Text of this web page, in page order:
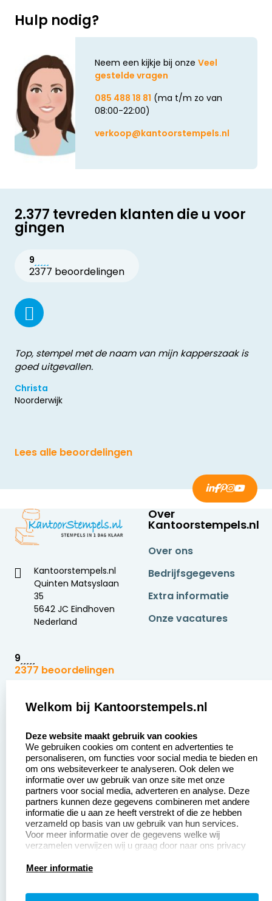
Hulp nodig?
Neem een kijkje bij onze Veel
gestelde vragen
085 488 18 81 (ma t/m zo van
08:00-22:00)
verkoop@kantoorstempels.nl
2.377 tevreden klanten die u voor
gingen
9
2377 beoordelingen
Top, stempel met de naam van mijn kapperszaak is
goed uitgevallen.
Christa
Noorderwijk
Lees alle beoordelingen
Kantoorstempels.nl
Quinten Matsyslaan
35
5642 JC Eindhoven
Nederland
9
2377 beoordelingen
Over
Kantoorstempels.nl
Over ons
Bedrijfsgegevens
Extra informatie
Onze vacatures
Zakelijk:
Aanvraag op maat
Betaling &
Verzending
Wederverkoper
worden
Sale
Klantenservice:
Contact opnemen
Veel gestelde vragen
Retourneren
Herroepingsrecht
Productinformatie:
Instructiepagina
Welkom bij Kantoorstempels.nl
Deze website maakt gebruik van cookies
We gebruiken cookies om content en advertenties te
personaliseren, om functies voor social media te bieden en
om ons websiteverkeer te analyseren. Ook delen we
informatie over uw gebruik van onze site met onze
partners voor social media, adverteren en analyse. Deze
partners kunnen deze gegevens combineren met andere
informatie die u aan ze heeft verstrekt of die ze hebben
verzameld op basis van uw gebruik van hun services.
Voor meer informatie over de gegevens welke wij
verzamelen verwijzen wij u graag door naar ons privacy
Meer informatie